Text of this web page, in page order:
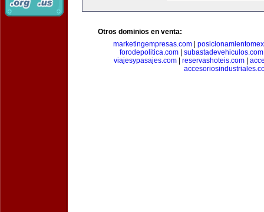
Otros dominios en venta:
marketingempresas.com
forodepolitica.com| subastadevehiculos.com
viajesypasajes.com
reservashoteis.com